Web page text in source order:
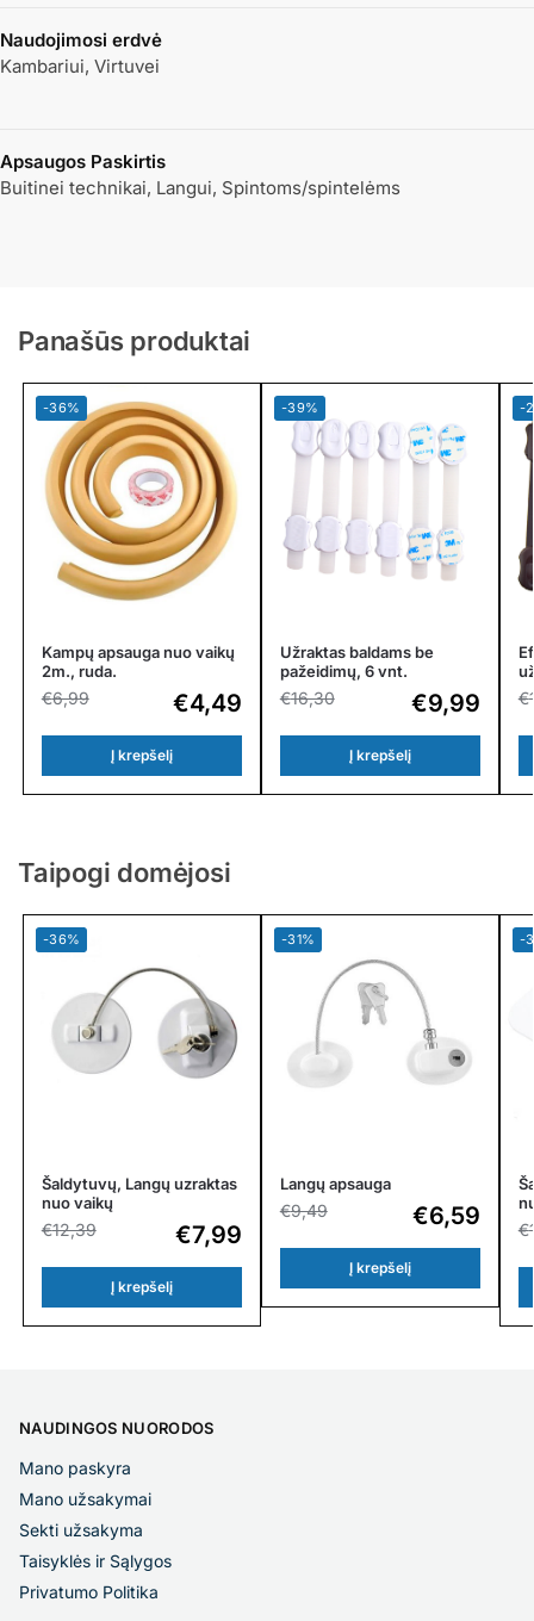
Naudojimosi erdvė
Kambariui, Virtuvei
Apsaugos Paskirtis
Buitinei technikai, Langui, Spintoms/spintelėms
Panašūs produktai
-36%
Kampų apsauga nuo vaikų
2m., ruda.
€6,99 €4,49
Į krepšelį
-39%
Užraktas baldams be
pažeidimų, 6 vnt.
€16,30 €9,99
Į krepšelį
-
€
Taipogi domėjosi
-36%
Šaldytuvų, Langų uzraktas
nuo vaikų
€12,39 €7,99
Į krepšelį
-31%
Langų apsauga
€9,49 €6,59
Į krepšelį
-
€
NAUDINGOS NUORODOS
Mano paskyra
Mano užsakymai
Sekti užsakyma
Taisyklės ir Sąlygos
Privatumo Politika